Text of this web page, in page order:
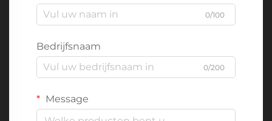
0/100
Bedrijfsnaam
0/200
Message